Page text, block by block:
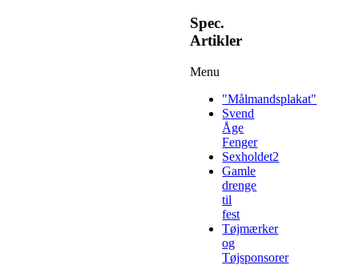
Spec.
Artikler
Menu
"Målmandsplakat"
Svend
Åge
Fenger
Sexholdet2
Gamle
drenge
til
fest
Tøjmærker
og
Tøjsponsorer